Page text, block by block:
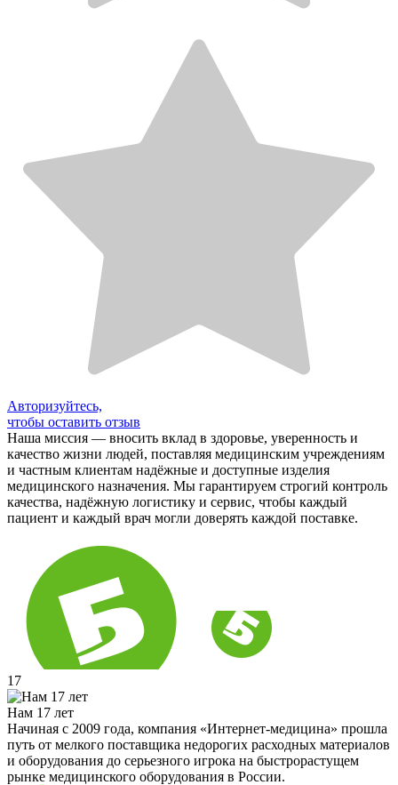
Авторизуйтесь,
чтобы оставить отзыв
Наша миссия — вносить вклад в здоровье, уверенность и
качество жизни людей, поставляя медицинским учреждениям
и частным клиентам надёжные и доступные изделия
медицинского назначения. Мы гарантируем строгий контроль
качества, надёжную логистику и сервис, чтобы каждый
пациент и каждый врач могли доверять каждой поставке.
17
Нам 17 лет
Начиная с 2009 года, компания «Интернет-медицина» прошла
путь от мелкого поставщика недорогих расходных материалов
и оборудования до серьезного игрока на быстрорастущем
рынке медицинского оборудования в России.